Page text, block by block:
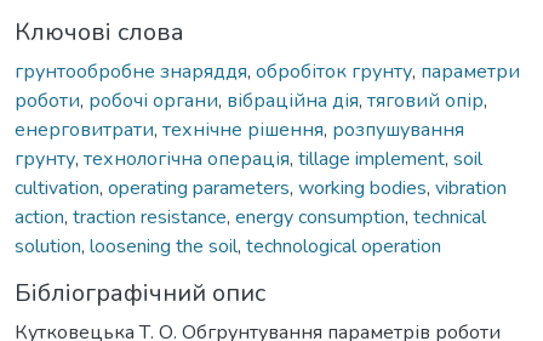
Ключові слова
грунтообробне знаряддя, обробіток грунту, параметри
роботи, робочі органи, вібраційна дія, тяговий опір,
енерговитрати, технічне рішення, розпушування
грунту, технологічна операція, tillage implement, soil
cultivation, operating parameters, working bodies, vibration
action, traction resistance, energy consumption, technical
solution, loosening the soil, technological operation
Бібліографічний опис
Кутковецька Т. О. Обгрунтування параметрів роботи